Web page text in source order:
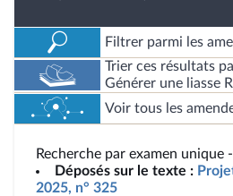
Filtrer parmi les
Trier ces résultats
Générer une liasse
Voir tous les
Recherche par examen unique
Déposés sur le texte :
2025, n° 325